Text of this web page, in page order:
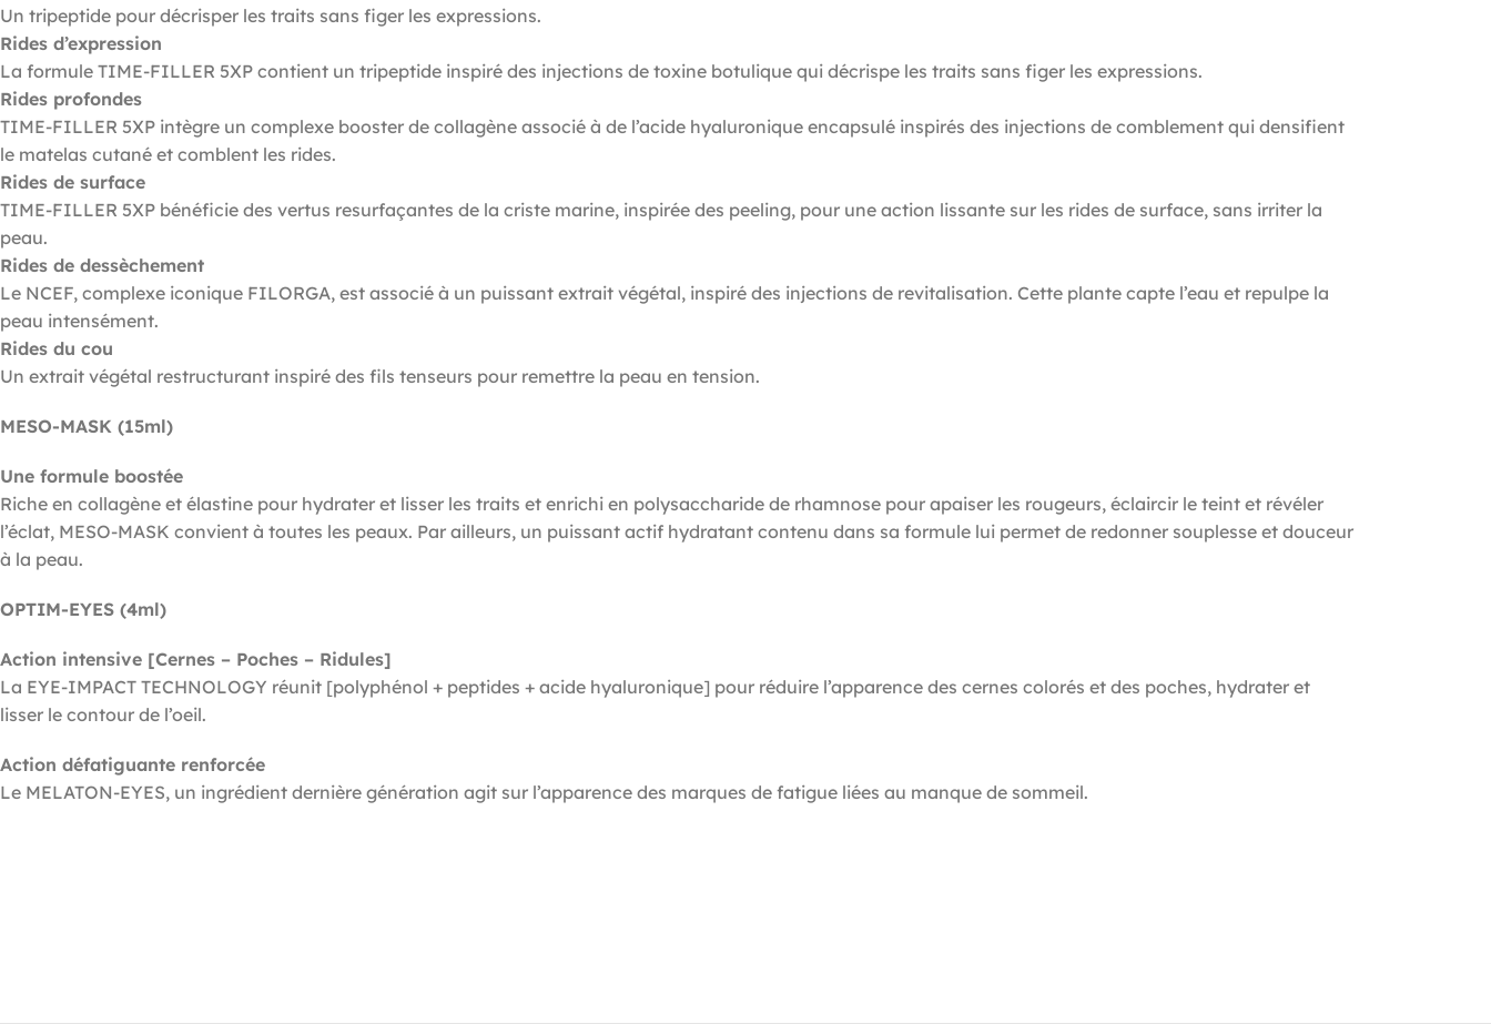
Un tripeptide pour décrisper les traits sans figer les expressions.
Rides d’expression
La formule TIME-FILLER 5XP contient un tripeptide inspiré des injections de toxine botulique qui décrispe les traits sans figer les expressions.
Rides profondes
TIME-FILLER 5XP intègre un complexe booster de collagène associé à de l’acide hyaluronique encapsulé inspirés des injections de comblement qui densifient
le matelas cutané et comblent les rides.
Rides de surface
TIME-FILLER 5XP bénéficie des vertus resurfaçantes de la criste marine, inspirée des peeling, pour une action lissante sur les rides de surface, sans irriter la
peau.
Rides de dessèchement
Le NCEF, complexe iconique FILORGA, est associé à un puissant extrait végétal, inspiré des injections de revitalisation. Cette plante capte l’eau et repulpe la
peau intensément.
Rides du cou
Un extrait végétal restructurant inspiré des fils tenseurs pour remettre la peau en tension.
MESO-MASK (15ml)
Une formule boostée
Riche en collagène et élastine pour hydrater et lisser les traits et enrichi en polysaccharide de rhamnose pour apaiser les rougeurs, éclaircir le teint et révéler
l’éclat, MESO-MASK convient à toutes les peaux. Par ailleurs, un puissant actif hydratant contenu dans sa formule lui permet de redonner souplesse et douceur
à la peau.
OPTIM-EYES (4ml)
Action intensive [Cernes – Poches – Ridules]
La EYE-IMPACT TECHNOLOGY réunit [polyphénol + peptides + acide hyaluronique] pour réduire l’apparence des cernes colorés et des poches, hydrater et
lisser le contour de l’oeil.
Action défatiguante renforcée
Le MELATON-EYES, un ingrédient dernière génération agit sur l’apparence des marques de fatigue liées au manque de sommeil.